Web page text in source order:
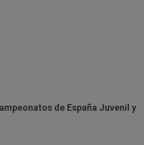
de España Juvenil y